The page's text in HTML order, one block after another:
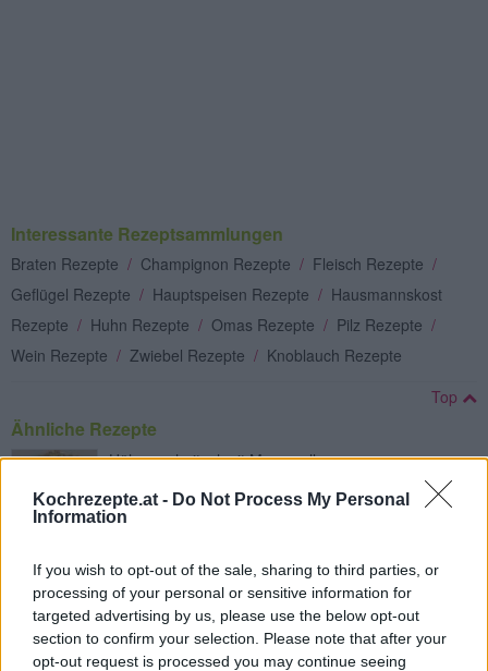
Kochrezepte.at - Do Not Process My Personal
Information
If you wish to opt-out of the sale, sharing to third parties, or
processing of your personal or sensitive information for
targeted advertising by us, please use the below opt-out
section to confirm your selection. Please note that after your
opt-out request is processed you may continue seeing
Interessante Rezeptsammlungen
Braten Rezepte / Champignon Rezepte / Fleisch Rezepte /
Geflügel Rezepte / Hauptspeisen Rezepte / Hausmannskost
Rezepte / Huhn Rezepte / Omas Rezepte / Pilz Rezepte /
Wein Rezepte / Zwiebel Rezepte / Knoblauch Rezepte
Top
Ähnliche Rezepte
Hühnerschnitzel mit Mozzarella
und Kapern
Leicht
Knusprige Hühnerflügel